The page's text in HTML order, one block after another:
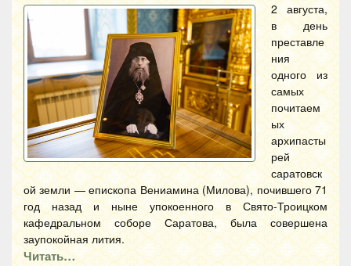
2 августа,
в день
преставле
ния
одного из
самых
почитаем
ых
архипасты
рей
саратовск
ой земли — епископа Вениамина (Милова), почившего 71
год назад и ныне упокоенного в Свято-Троицком
кафедральном соборе Саратова, была совершена
заупокойная лития.
Читать…